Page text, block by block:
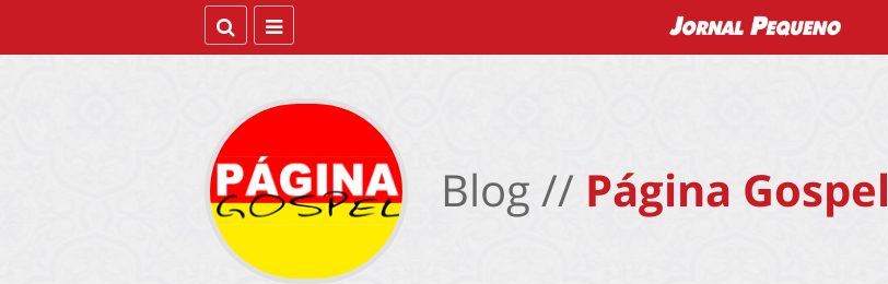
Blog // Página Gospel